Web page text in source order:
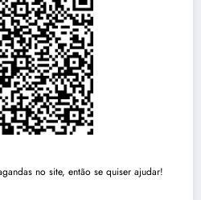
no site, então se quiser ajudar!